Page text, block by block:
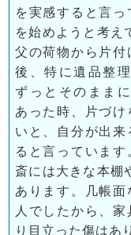
を実感すると言
を始めようと考え
父の荷物から片付
後、特に遺品整
ずっとそのまま
あった時、片づ
いと、自分が出
ると言っていま
斎には大きな本棚
あります。几帳面
人でしたから、
り目立った傷はあ